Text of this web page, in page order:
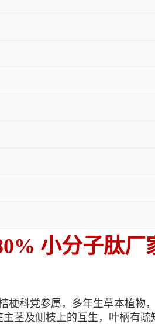
小分子肽厂
梗科党参属，多年生草本植物
茎及侧枝上的互生，叶柄有